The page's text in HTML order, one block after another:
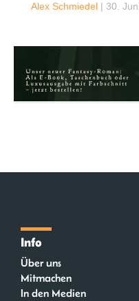
Alex Schmiedel | 30.
Info
Über uns
Mitmachen
In den Medien